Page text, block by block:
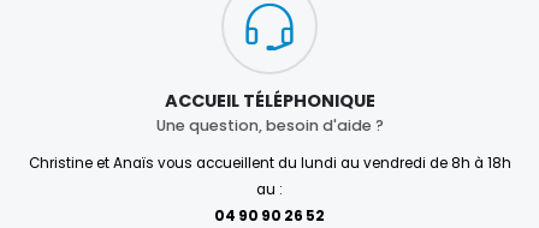
ACCUEIL TÉLÉPHONIQUE
Une question, besoin d'aide ?
Christine et Anaïs vous accueillent du lundi au vendredi de 8h à 18h
au :
04 90 90 26 52